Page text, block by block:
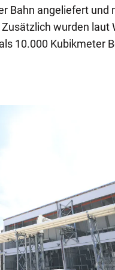
Bahn angeliefert und
wurden laut
10.000 Kubikmeter